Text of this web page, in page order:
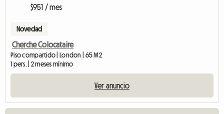
$951 / mes
Novedad
Cherche Colocataire
Piso compartido | London | 65 M2
1 pers. | 2 meses mínimo
Ver anuncio